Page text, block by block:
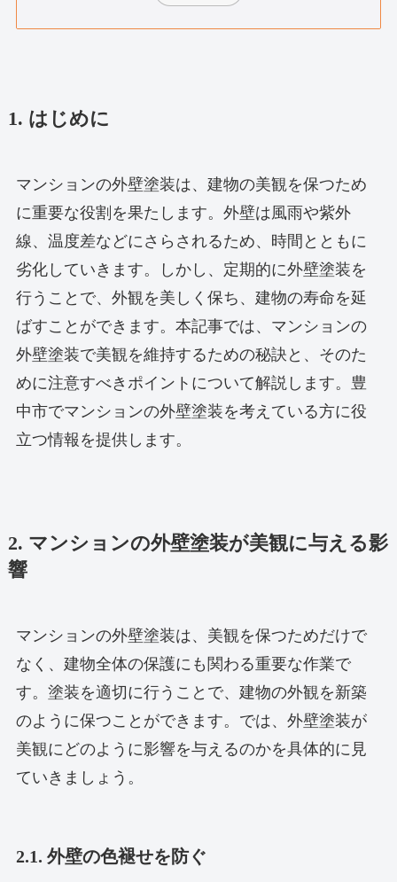
1. はじめに
マンションの外壁塗装は、建物の美観を保つため
に重要な役割を果たします。外壁は風雨や紫外
線、温度差などにさらされるため、時間とともに
劣化していきます。しかし、定期的に外壁塗装を
行うことで、外観を美しく保ち、建物の寿命を延
ばすことができます。本記事では、マンションの
外壁塗装で美観を維持するための秘訣と、そのた
めに注意すべきポイントについて解説します。豊
中市でマンションの外壁塗装を考えている方に役
立つ情報を提供します。
2. マンションの外壁塗装が美観に与える影
響
マンションの外壁塗装は、美観を保つためだけで
なく、建物全体の保護にも関わる重要な作業で
す。塗装を適切に行うことで、建物の外観を新築
のように保つことができます。では、外壁塗装が
美観にどのように影響を与えるのかを具体的に見
ていきましょう。
2.1. 外壁の色褪せを防ぐ